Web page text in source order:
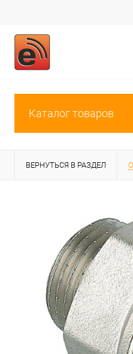
Каталог товаров
ВЕРНУТЬСЯ В РАЗДЕЛ